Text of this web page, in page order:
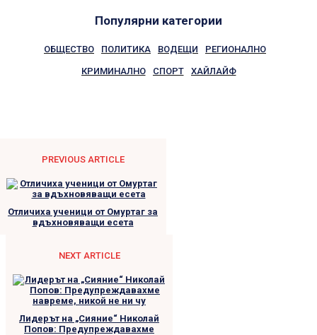
Популярни категории
ОБЩЕСТВО ПОЛИТИКА ВОДЕЩИ РЕГИОНАЛНО
КРИМИНАЛНО СПОРТ ХАЙЛАЙФ
PREVIOUS ARTICLE
Отличиха ученици от Омуртаг за
вдъхновяващи есета
NEXT ARTICLE
Лидерът на „Сияние“ Николай
Попов: Предупреждавахме